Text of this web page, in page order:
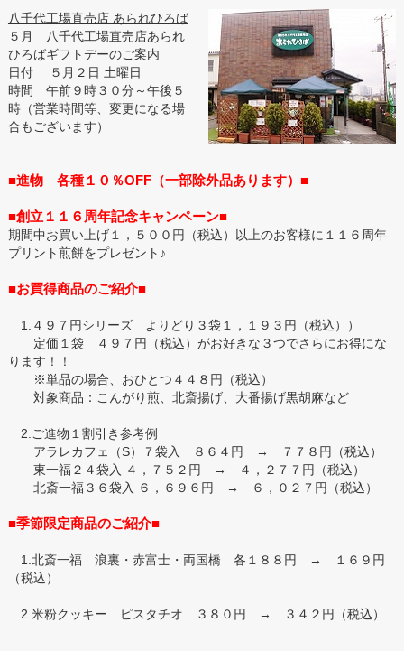
八千代工場直売店 あられひろば
５月 八千代工場直売店あられ
ひろばギフトデーのご案内
日付 ５月２日 土曜日
時間 午前９時３０分～午後５
時（営業時間等、変更になる場
合もございます）
■進物 各種１０％OFF（一部除外品あります）■
■創立１１６周年記念キャンペーン■
期間中お買い上げ１，５００円（税込）以上のお客様に１１６周年
プリント煎餅をプレゼント♪
■お買得商品のご紹介■
1.４９７円シリーズ よりどり３袋１，１９３円（税込））
定価１袋 ４９７円（税込）がお好きな３つでさらにお得にな
ります！！
※単品の場合、おひとつ４４８円（税込）
対象商品：こんがり煎、北斎揚げ、大番揚げ黒胡麻など
2.ご進物１割引き参考例
アラレカフェ（S）７袋入 ８６４円 → ７７８円（税込）
東一福２４袋入 ４，７５２円 → ４，２７７円（税込）
北斎一福３６袋入 ６，６９６円 → ６，０２７円（税込）
■季節限定商品のご紹介■
1.北斎一福 浪裏・赤富士・両国橋 各１８８円 → １６９円
（税込）
2.米粉クッキー ピスタチオ ３８０円 → ３４２円（税込）